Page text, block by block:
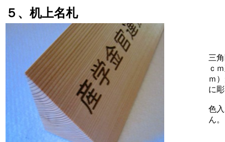
５、机上名札
三
ｃ
ｍ
に
色
ん。